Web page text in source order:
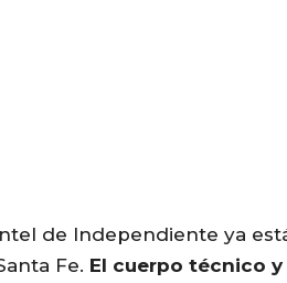
de Independiente ya
Fe. El cuerpo técnico